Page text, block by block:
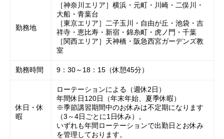
勤務地
［神奈川エリア］横浜・元町・川崎・二俣川・
大船・青葉台
［東京エリア］二子玉川・自由が丘・池袋・吉
祥寺・恵比寿・新宿・錦糸町・虎ノ門・千葉
［関西エリア］天神橋・阪急西宮ガーデンズ教
室
勤務時間 9：30～18：15（休憩45分）
休日・休
暇
ローテーションによる（週休2日）
年間休日120日（年末年始、夏季休暇）
※季節講習期間中のお休みは不定期になります
（3～4日ごとに1日休み）。
いずれも年間ローテーションで出勤日とお休み
を管理しております。